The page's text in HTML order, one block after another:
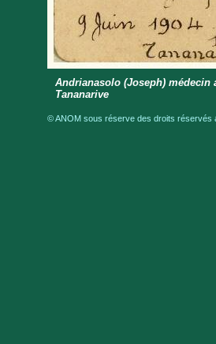
Andrianasolo (Joseph)
Tananarive
© ANOM sous réserve des droits réservés